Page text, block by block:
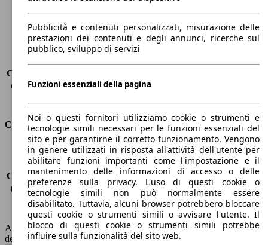
Porte
5
Sedili
5
Capacità di traino (senza freni)
Capacità di traino (con freni)
-
Consumi
Emissioni di CO2*
-
Consumo (urbano)
-
Consumo (extra-urbano) -
Consumo (combinato)*
Classe di emissione
Euro 6
Capacità del serbatoio
-
AutoScout24 non si assume alcuna responsabilità per la correttezza
dei dati.
Pubblicità e contenuti personalizzati, misurazione delle
prestazioni dei contenuti e degli annunci, ricerche sul
pubblico, sviluppo di servizi
Funzioni essenziali della pagina
Noi o questi fornitori utilizziamo cookie o strumenti e
tecnologie simili necessari per le funzioni essenziali del
sito e per garantirne il corretto funzionamento. Vengono
in genere utilizzati in risposta all'attività dell'utente per
abilitare funzioni importanti come l'impostazione e il
mantenimento delle informazioni di accesso o delle
preferenze sulla privacy. L'uso di questi cookie o
tecnologie simili non può normalmente essere
disabilitato. Tuttavia, alcuni browser potrebbero bloccare
questi cookie o strumenti simili o avvisare l'utente. Il
blocco di questi cookie o strumenti simili potrebbe
influire sulla funzionalità del sito web.